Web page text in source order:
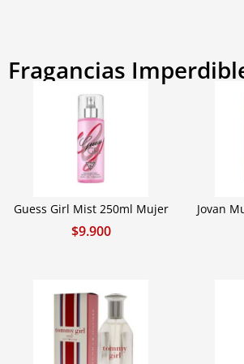
Fragancias
Guess Girl Mist 250ml Mujer
$9.900
Jovan